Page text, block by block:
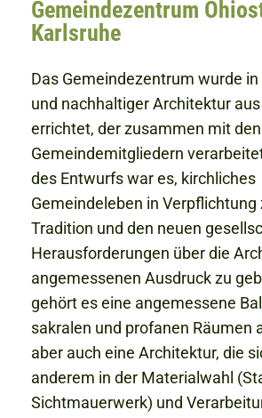
Gemeindezentrum
Karlsruhe
Das Gemeindezentrum wurde
und nachhaltiger Architektur
errichtet, der zusammen mit den
Gemeindemitgliedern
des Entwurfs war es, kirchliches
Gemeindeleben in Verpflichtung
Tradition und den neuen
Herausforderungen über die
angemessenen Ausdruck zu
gehört es eine angemessene
sakralen und profanen Räumen
aber auch eine Architektur, die
anderem in der Materialwahl
Sichtmauerwerk) und